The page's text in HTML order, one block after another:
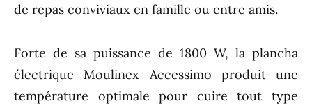
de repas conviviaux en famille ou entre amis.
Forte de sa puissance de 1800 W, la plancha
électrique Moulinex Accessimo produit une
température optimale pour cuire tout type